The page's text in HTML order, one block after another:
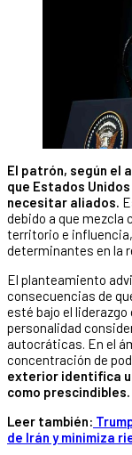
El patrón, según el
que Estados
necesitar aliados.
debido a que
territorio e
determinantes en la
El planteamiento
consecuencias de
esté bajo el
personalidad
autocráticas. En el
concentración de
exterior identifica
como prescindibles.
Leer también:
de Irán y minimiza